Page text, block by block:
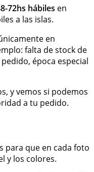
72hs hábiles en
a las islas.
en
falta de stock de
época especial
y vemos si podemos
a tu pedido.
para que en cada foto
y los colores.